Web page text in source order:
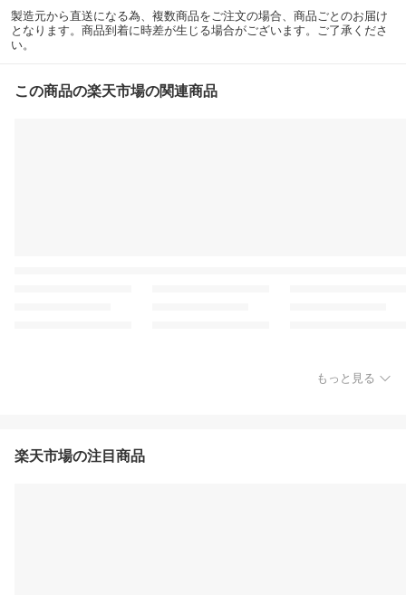
歳暮 御歳暮
製造元から直送になる為、複数商品をご注文の場合、商品ごとのお届け
となります。商品到着に時差が生じる場合がございます。ご了承くださ
い。
この商品の楽天市場の関連商品
もっと見る
楽天市場の注目商品